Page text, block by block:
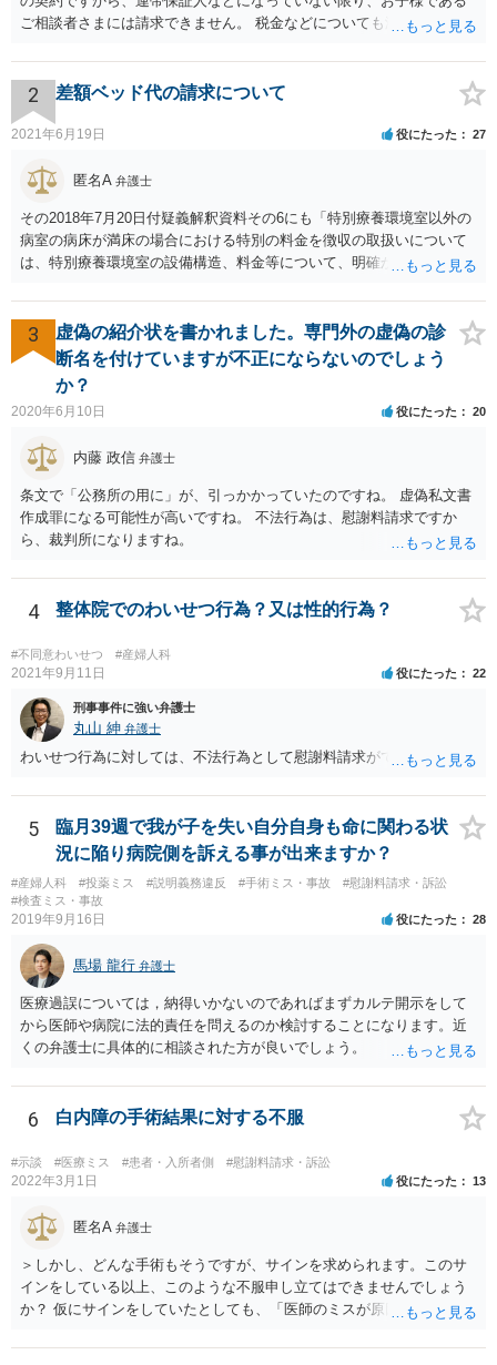
ご相談者さまには請求できません。 税金などについても滞納している
護受給の際に扶養できないかという連絡が役所から来ますが、できな
い旨回答すればそれまでです。 相続が開始した場合については先述の
通りです。 民法上の扶養義務はご相談者さまがお考えのほど強いもの
ではありません。 あくまでも、余力の範囲で認められるものです。 親
る扶養義務は配偶者や子に対する扶養義務に比べて弱いものです。 生
まれてすぐ両親が離婚し、その後会っていなかったという事情も、扶
養義務の順位を下げる一つの理由になります。
2 差額ベッド代の請求について
2021年6月19日 役にたった 27
匿名A 弁護士
その2018年7月20日付疑義解釈資料その6にも「特別療養環境室以外の
病室の病床が満床の場合における特別の料金を徴収の取扱いについて
は、特別療養環境室の設備構造、料金等について、明確かつ懇切丁寧
ことが確認される場合には、特別療養環境室以外の病室の病床が満床
であっても、特別の料金を徴収することは差し支えない。」と書いて
あるので、当局の立場としても「病院理由(大部屋に空きがない等)での
差額ベッド代は請求してはならない」とは言っていません。 「入院の
必要があるにもかかわらず、特別の料金の支払いに同意しないのであ
れば、他院を受診するよう言われた」という事例についても「不適切
と思われる事例」と言及されているだけで「不適切である」と断定も
されていないですし、違法であることも示唆されていません。ですの
適切なだけで、たとえば言い方を変えて「緊急手術をおすすめします
が、当病院は現在大部屋が満床なので大部屋を希望される場合は本日
の緊急手術には応じられません。１日当たり１万８７００円の個室で
が望ましい状況における病院側の説明としては十分だと思いますし、
かについても考え方が分かれると思います。それに加えて、そもそも
通達に民間に対する法的拘束力はないこと(下級行政機関に対する拘束
力しかありません)を考えれば、一応の説明を受けて同意した以上、病
院側からは同意書に「１日当たり」という記載が抜けていることを奇
貨として不当に支払を拒んでいると見られて、今後あなたやあなたの
ご家族がその大学病院を受診せざるを得なくなった場合に事実上の不
利益を受ける可能性は否定できないように思われます。
3
虚偽の紹介状を書かれました。専門外の虚偽の診
断名を付けていますが不正にならないのでしょう
か？
2020年6月10日 役にたった 20
内藤 政信 弁護士
条文で「公務所の用に」が、引っかかっていたのですね。 虚偽私文書
作成罪になる可能性が高いですね。 不法行為は、慰謝料請求ですか
ら、裁判所になりますね。
4 整体院でのわいせつ行為？又は性的行為？
#不同意わいせつ #産婦人科
2021年9月11日 役にたった 22
刑事事件に強い弁護士
丸山 紳 弁護士
わいせつ行為に対しては、不法行為として慰謝料請求ができます。
5
臨月39週で我が子を失い自分自身も命に関わる状
況に陥り病院側を訴える事が出来ますか？
#産婦人科 #投薬ミス #説明義務違反 #手術ミス・事故
#慰謝料請求・訴訟
#検査ミス・事故
2019年9月16日 役にたった 28
馬場 龍行 弁護士
医療過誤については，納得いかないのであればまずカルテ開示をして
から医師や病院に法的責任を問えるのか検討することになります。近
くの弁護士に具体的に相談された方が良いでしょう。
6 白内障の手術結果に対する不服
#示談 #医療ミス #患者・入所者側 #慰謝料請求・訴訟
2022年3月1日 役にたった 13
匿名A 弁護士
＞しかし、どんな手術もそうですが、サインを求められます。このサ
インをしている以上、このような不服申し立てはできませんでしょう
か？ 仮にサインをしていたとしても、「医師のミスが原因で老眼がひ
眼が悪化することがあるにもかかわらず、全く説明されなかったよう